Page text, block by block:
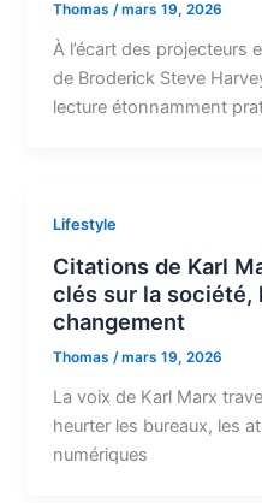
Thomas/mars 19, 2026
À l’écart des projecteurs
de Broderick Steve
lecture étonnamment
Lifestyle
Citations de Karl
clés sur la société,
changement
Thomas/mars 19, 2026
La voix de Karl Marx
heurter les bureaux, les
numériques